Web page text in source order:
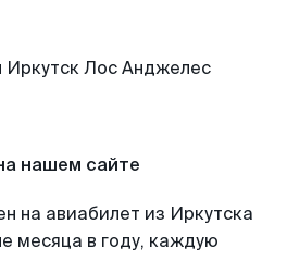
нашем сайте
на авиабилет из Иркутска
месяца в году, каждую